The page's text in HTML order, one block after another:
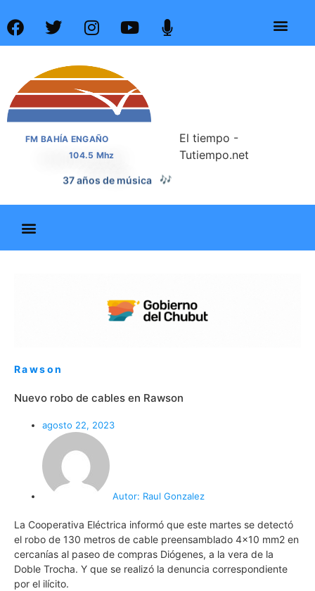
FM BAHÍA ENGAÑO
104.5 Mhz
37 años de noticias 📰
El tiempo -
Tutiempo.net
Rawson
Nuevo robo de cables en Rawson
agosto 22, 2023
Autor: Raul Gonzalez
La Cooperativa Eléctrica informó que este martes se detectó
el robo de 130 metros de cable preensamblado 4×10 mm2 en
cercanías al paseo de compras Diógenes, a la vera de la
Doble Trocha. Y que se realizó la denuncia correspondiente
por el ilícito.